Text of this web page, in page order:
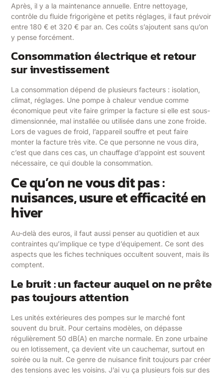
Après, il y a la maintenance annuelle. Entre nettoyage,
contrôle du fluide frigorigène et petits réglages, il faut prévoir
entre 180 € et 320 € par an. Ces coûts s’ajoutent sans qu’on
y pense forcément.
Consommation électrique et retour
sur investissement
La consommation dépend de plusieurs facteurs : isolation,
climat, réglages. Une pompe à chaleur vendue comme
économique peut vite faire grimper la facture si elle est sous-
dimensionnée, mal installée ou utilisée dans une zone froide.
Lors de vagues de froid, l’appareil souffre et peut faire
monter la facture très vite. Ce que personne ne vous dira,
c’est que dans ces cas, un chauffage d’appoint est souvent
nécessaire, ce qui double la consommation.
Ce qu’on ne vous dit pas :
nuisances, usure et efficacité en
hiver
Au-delà des euros, il faut aussi penser au quotidien et aux
contraintes qu’implique ce type d’équipement. Ce sont des
aspects que les fiches techniques occultent souvent, mais ils
comptent.
Le bruit : un facteur auquel on ne prête
pas toujours attention
Les unités extérieures des pompes sur le marché font
souvent du bruit. Pour certains modèles, on dépasse
régulièrement 50 dB(A) en marche normale. En zone urbaine
ou en lotissement, ça devient vite un cauchemar, surtout en
soirée ou la nuit. Ce genre de nuisance finit toujours par créer
des tensions avec les voisins. J’ai vu ça plusieurs fois sur des